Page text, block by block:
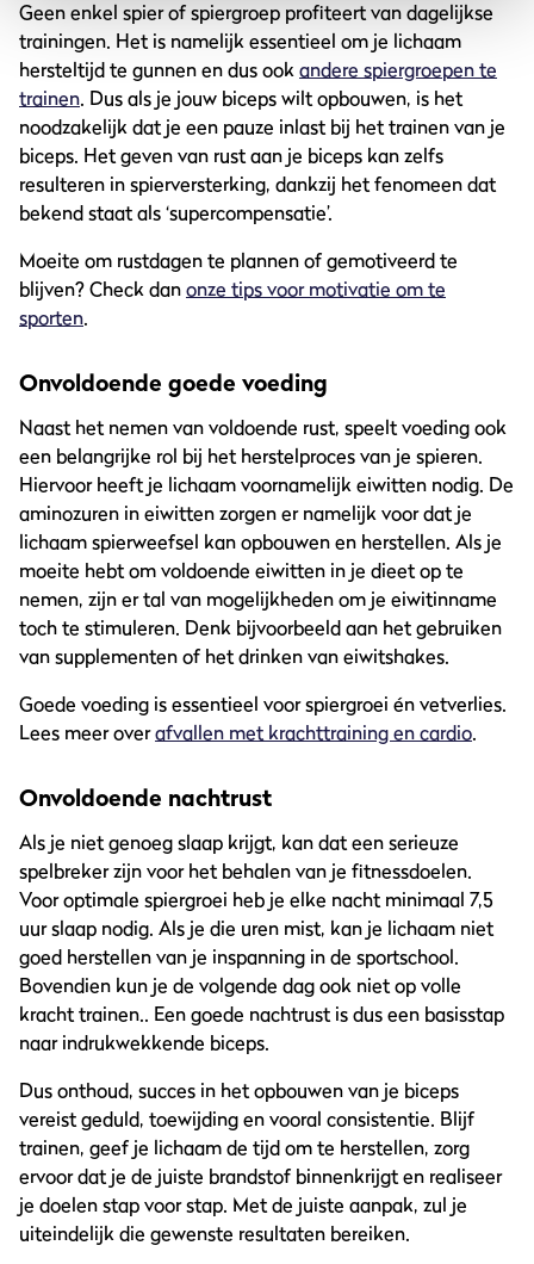
Geen enkel spier of spiergroep profiteert van dagelijkse
trainingen. Het is namelijk essentieel om je lichaam
hersteltijd te gunnen en dus ookandere spiergroepen te
trainen. Dus als je jouw biceps wilt opbouwen, is het
noodzakelijk dat je een pauze inlast bij het trainen van je
biceps. Het geven van rust aan je biceps kan zelfs
resulteren in spierversterking, dankzij het fenomeen dat
bekend staat als ‘supercompensatie’.
Moeite om rustdagen te plannen of gemotiveerd te
blijven? Check danonze tips voor motivatie om te
sporten.
Onvoldoende goede voeding
Naast het nemen van voldoende rust, speelt voeding ook
een belangrijke rol bij het herstelproces van je spieren.
Hiervoor heeft je lichaam voornamelijk eiwitten nodig. De
aminozuren in eiwitten zorgen er namelijk voor dat je
lichaam spierweefsel kan opbouwen en herstellen. Als je
moeite hebt om voldoende eiwitten in je dieet op te
nemen, zijn er tal van mogelijkheden om je eiwitinname
toch te stimuleren. Denk bijvoorbeeld aan het gebruiken
van supplementen of het drinken van eiwitshakes.
Goede voeding is essentieel voor spiergroei én vetverlies.
Lees meer overafvallen met krachttraining en cardio.
Onvoldoende nachtrust
Als je niet genoeg slaap krijgt, kan dat een serieuze
spelbreker zijn voor het behalen van je fitnessdoelen.
Voor optimale spiergroei heb je elke nacht minimaal 7,5
uur slaap nodig. Als je die uren mist, kan je lichaam niet
goed herstellen van je inspanning in de sportschool.
Bovendien kun je de volgende dag ook niet op volle
kracht trainen.. Een goede nachtrust is dus een basisstap
naar indrukwekkende biceps.
Dus onthoud, succes in het opbouwen van je biceps
vereist geduld, toewijding en vooral consistentie. Blijf
trainen, geef je lichaam de tijd om te herstellen, zorg
ervoor dat je de juiste brandstof binnenkrijgt en realiseer
je doelen stap voor stap. Met de juiste aanpak, zul je
uiteindelijk die gewenste resultaten bereiken.